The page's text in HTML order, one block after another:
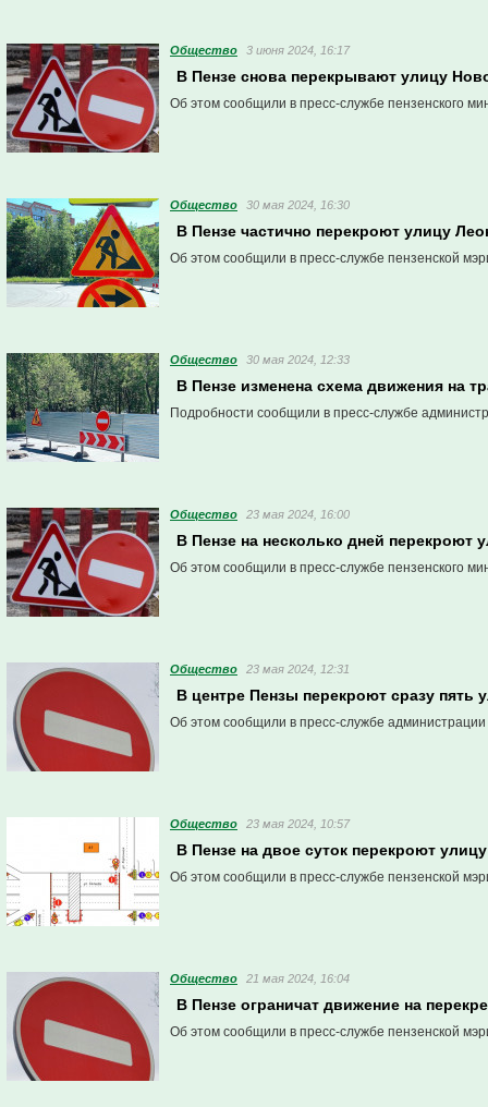
Общество 3 июня 2024, 16:17
В Пензе снова перекрывают улицу
Об этом сообщили в пресс-службе пензенского
Общество 30 мая 2024, 16:30
В Пензе частично перекроют улицу
Об этом сообщили в пресс-службе пензенской
Общество 30 мая 2024, 12:33
В Пензе изменена схема движения на
Подробности сообщили в пресс-службе
Общество 23 мая 2024, 16:00
В Пензе на несколько дней перекроют
Об этом сообщили в пресс-службе пензенского
Общество 23 мая 2024, 12:31
В центре Пензы перекроют сразу пять
Об этом сообщили в пресс-службе
Общество 23 мая 2024, 10:57
В Пензе на двое суток перекроют
Об этом сообщили в пресс-службе пензенской
Общество 21 мая 2024, 16:04
В Пензе ограничат движение на
Об этом сообщили в пресс-службе пензенской